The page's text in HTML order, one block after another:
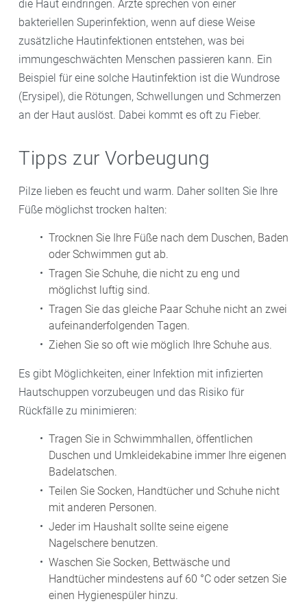
die Haut eindringen. Ärzte sprechen von einer
bakteriellen Superinfektion, wenn auf diese Weise
zusätzliche Hautinfektionen entstehen, was bei
immungeschwächten Menschen passieren kann. Ein
Beispiel für eine solche Hautinfektion ist die Wundrose
(Erysipel), die Rötungen, Schwellungen und Schmerzen
an der Haut auslöst. Dabei kommt es oft zu Fieber.
Tipps zur Vorbeugung
Pilze lieben es feucht und warm. Daher sollten Sie Ihre
Füße möglichst trocken halten:
Trocknen Sie Ihre Füße nach dem Duschen, Baden
oder Schwimmen gut ab.
Tragen Sie Schuhe, die nicht zu eng und
möglichst luftig sind.
Tragen Sie das gleiche Paar Schuhe nicht an zwei
aufeinanderfolgenden Tagen.
Ziehen Sie so oft wie möglich Ihre Schuhe aus.
Es gibt Möglichkeiten, einer Infektion mit infizierten
Hautschuppen vorzubeugen und das Risiko für
Rückfälle zu minimieren:
Tragen Sie in Schwimmhallen, öffentlichen
Duschen und Umkleidekabine immer Ihre eigenen
Badelatschen.
Teilen Sie Socken, Handtücher und Schuhe nicht
mit anderen Personen.
Jeder im Haushalt sollte seine eigene
Nagelschere benutzen.
Waschen Sie Socken, Bettwäsche und
Handtücher mindestens auf 60 °C oder setzen Sie
einen Hygienespüler hinzu.